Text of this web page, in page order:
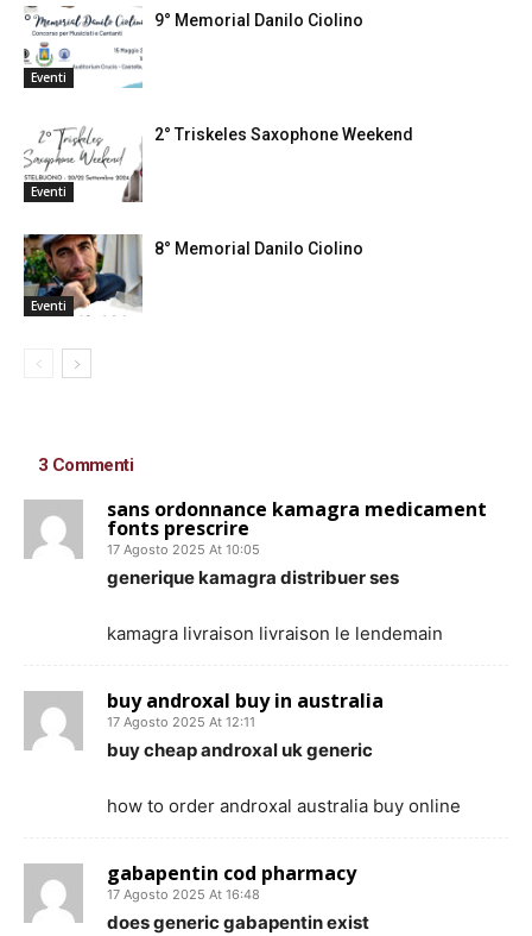
Eventi
9° Memorial Danilo Ciolino
Eventi
2° Triskeles Saxophone Weekend
Eventi
8° Memorial Danilo Ciolino
3 Commenti
sans ordonnance kamagra medicament
fonts prescrire
17 Agosto 2025 At 10:05
generique kamagra distribuer ses
kamagra livraison livraison le lendemain
buy androxal buy in australia
17 Agosto 2025 At 12:11
buy cheap androxal uk generic
how to order androxal australia buy online
gabapentin cod pharmacy
17 Agosto 2025 At 16:48
does generic gabapentin exist